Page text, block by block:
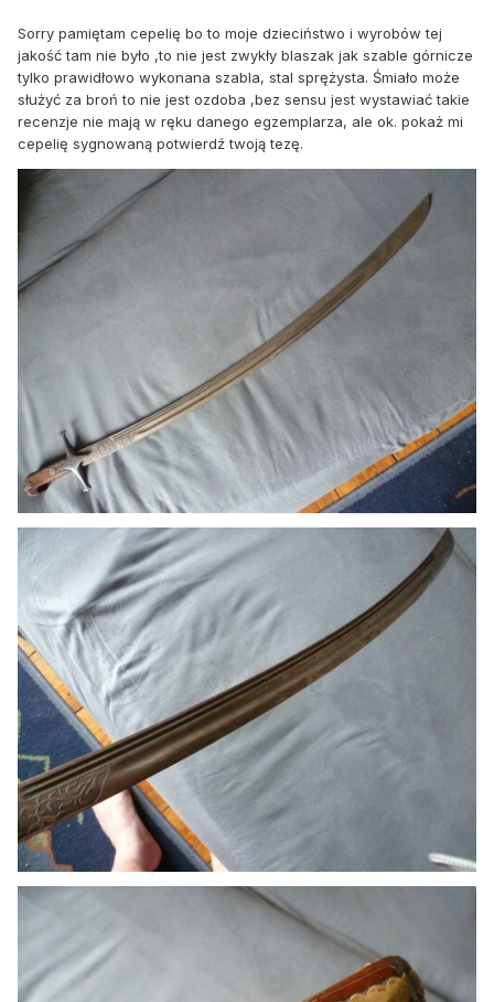
Sorry pamiętam cepelię bo to moje dzieciństwo i wyrobów tej
jakość tam nie było ,to nie jest zwykły blaszak jak szable górnicze
tylko prawidłowo wykonana szabla, stal sprężysta. Śmiało może
służyć za broń to nie jest ozdoba ,bez sensu jest wystawiać takie
recenzje nie mają w ręku danego egzemplarza, ale ok. pokaż mi
cepelię sygnowaną potwierdź twoją tezę.